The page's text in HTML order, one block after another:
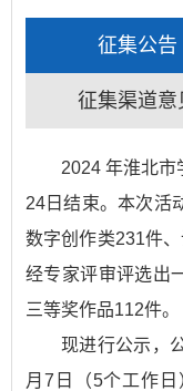
征集公告
征集渠道意
2024 年淮北市
24日结束。本次活
数字创作类231件
经专家评审评选出
三等奖作品112件。
现进行公示，
月7日（5个工作日